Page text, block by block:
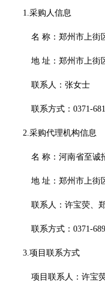
1.采购人信息
名 称： 郑州市上街
地 址：郑州市上街
联系人：张女士
联系方式： 0371-
2.采购代理机构信息
名 称： 河南省至诚
地 址： 郑州市上街
联系人：许宝荧、
联系方式： 0371-
3.项目联系方式
项目联系人：许宝